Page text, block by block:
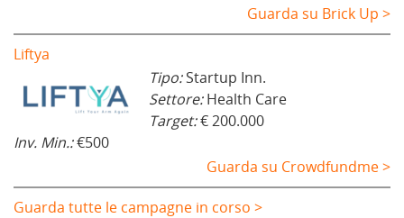
Guarda su Brick Up >
Liftya
Tipo:Startup Inn.
Settore:Health Care
Target:€ 200.000
Inv. Min.:€500
Guarda su Crowdfundme >
Guarda tutte le campagne in corso >